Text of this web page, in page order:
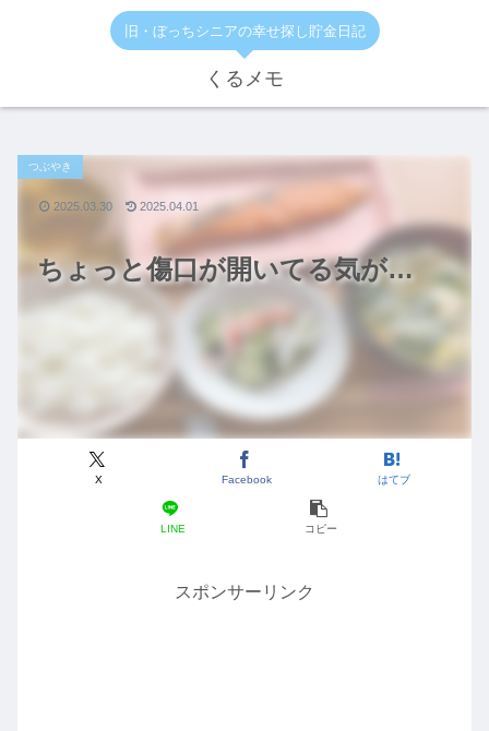
旧・ぼっちシニアの幸せ探し貯金日記
くるメモ
ちょっと傷口が開いてる気が…
つぶやき
X Facebook はてブ
LINE コピー
2025.03.30 2025.04.01
スポンサーリンク